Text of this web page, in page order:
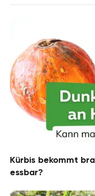
Kürbis bekommt
essbar?